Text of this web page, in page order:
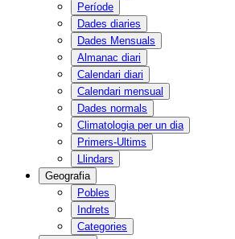
Període
Dades diaries
Dades Mensuals
Almanac diari
Calendari diari
Calendari mensual
Dades normals
Climatologia per un dia
Primers-Ultims
Llindars
Geografia
Pobles
Indrets
Categories